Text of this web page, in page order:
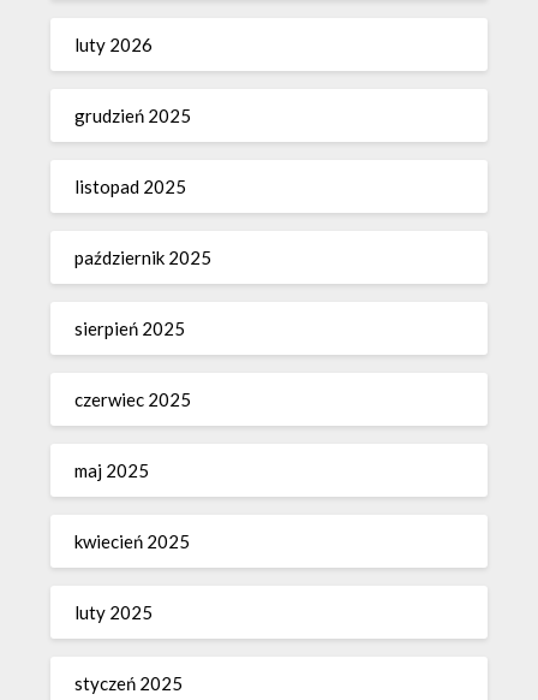
luty 2026
grudzień 2025
listopad 2025
październik 2025
sierpień 2025
czerwiec 2025
maj 2025
kwiecień 2025
luty 2025
styczeń 2025